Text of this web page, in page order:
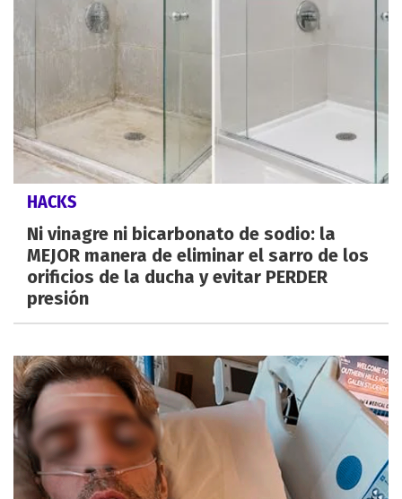
HACKS
Ni vinagre ni bicarbonato de sodio: la
MEJOR manera de eliminar el sarro de los
orificios de la ducha y evitar PERDER
presión